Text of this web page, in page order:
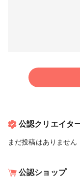
公認クリエイタ
まだ投稿はありません
公認ショップ